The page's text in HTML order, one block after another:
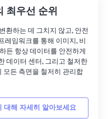
최우선 순위
환하는 데 그치지 않고, 안전
레임워크를 통해 이미지, 비
든 항상 데이터를 안전하게
데이터 센터, 그리고 철저한
모든 측면을 철저히 관리합
대해 자세히 알아보세요